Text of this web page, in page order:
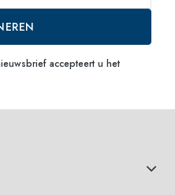
accepteert u het